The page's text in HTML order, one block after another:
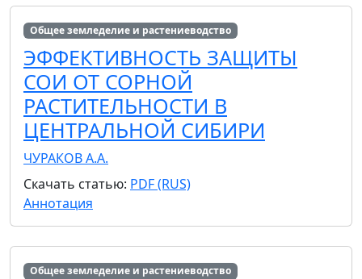
Общее земледелие и растениеводство
ЭФФЕКТИВНОСТЬ ЗАЩИТЫ
СОИ ОТ СОРНОЙ
РАСТИТЕЛЬНОСТИ В
ЦЕНТРАЛЬНОЙ СИБИРИ
ЧУРАКОВ А.А.
Скачать статью: PDF (RUS)
Аннотация
Общее земледелие и растениеводство